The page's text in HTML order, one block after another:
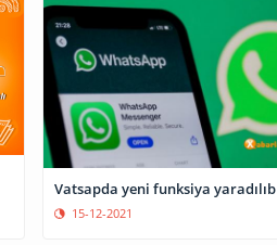
Vatsapda yeni funksiya yaradılıb
15-12-2021